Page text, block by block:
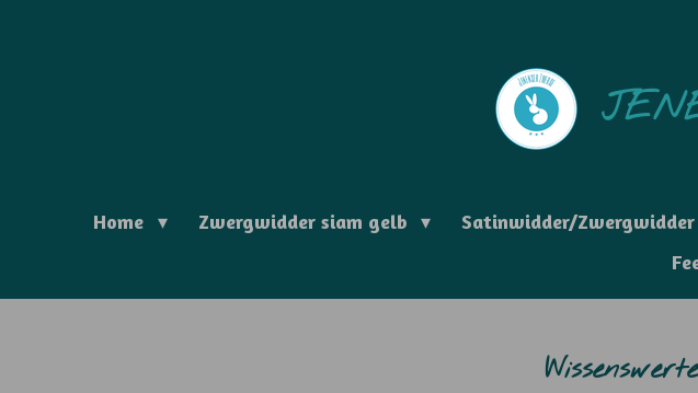
Home Zwergwidder siam gelb Satinwidder/Zwergwidder